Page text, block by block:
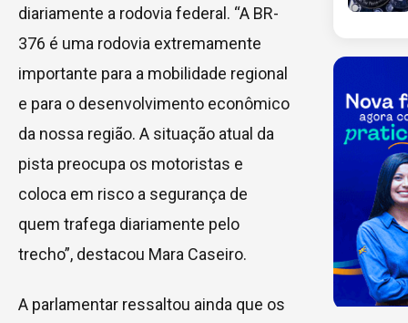
diariamente a rodovia federal. “A BR-
376 é uma rodovia extremamente
importante para a mobilidade regional
e para o desenvolvimento econômico
da nossa região. A situação atual da
pista preocupa os motoristas e
coloca em risco a segurança de
quem trafega diariamente pelo
trecho”, destacou Mara Caseiro.
A parlamentar ressaltou ainda que os